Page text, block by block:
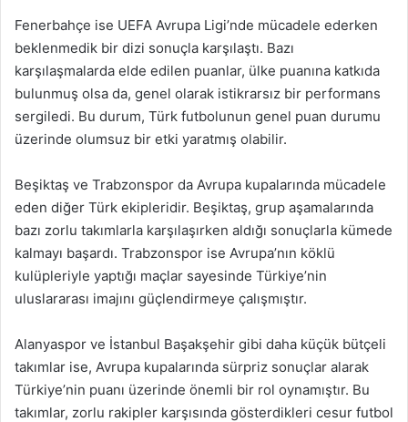
Fenerbahçe ise UEFA Avrupa Ligi’nde mücadele ederken
beklenmedik bir dizi sonuçla karşılaştı. Bazı
karşılaşmalarda elde edilen puanlar, ülke puanına katkıda
bulunmuş olsa da, genel olarak istikrarsız bir performans
sergiledi. Bu durum, Türk futbolunun genel puan durumu
üzerinde olumsuz bir etki yaratmış olabilir.
Beşiktaş ve Trabzonspor da Avrupa kupalarında mücadele
eden diğer Türk ekipleridir. Beşiktaş, grup aşamalarında
bazı zorlu takımlarla karşılaşırken aldığı sonuçlarla kümede
kalmayı başardı. Trabzonspor ise Avrupa’nın köklü
kulüpleriyle yaptığı maçlar sayesinde Türkiye’nin
uluslararası imajını güçlendirmeye çalışmıştır.
Alanyaspor ve İstanbul Başakşehir gibi daha küçük bütçeli
takımlar ise, Avrupa kupalarında sürpriz sonuçlar alarak
Türkiye’nin puanı üzerinde önemli bir rol oynamıştır. Bu
takımlar, zorlu rakipler karşısında gösterdikleri cesur futbol